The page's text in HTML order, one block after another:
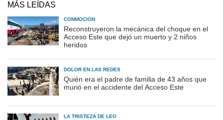
MÁS LEÍDAS
CONMOCIÓN
Reconstruyeron la mecánica del choque en el
Acceso Este que dejó un muerto y 2 niños
heridos
DOLOR EN LAS REDES
Quién era el padre de familia de 43 años que
murió en el accidente del Acceso Este
LA TRISTEZA DE LEO